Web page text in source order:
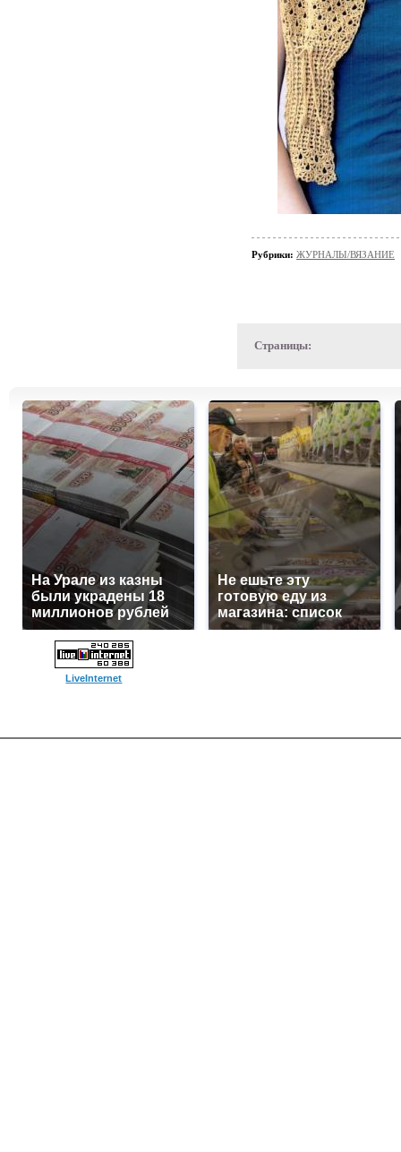
Рубрики: ЖУРНАЛЫ/ВЯЗАНИЕ
Страницы:
На Урале из казны
были украдены 18
миллионов рублей
Не ешьте эту
готовую еду из
магазина: список
LiveInternet